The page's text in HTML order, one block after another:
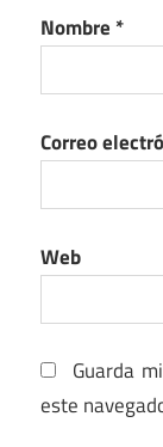
Nombre *
Correo
Web
Guarda
este